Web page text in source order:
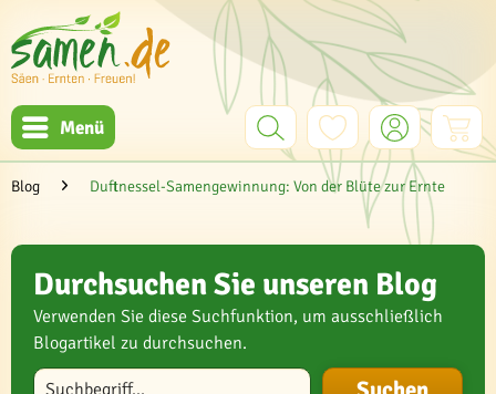
Menü
Blog Duftnessel-Samengewinnung: Von der Blüte zur Ernte
Durchsuchen Sie unseren Blog
Verwenden Sie diese Suchfunktion, um ausschließlich
Blogartikel zu durchsuchen.
Blog durchsuchen